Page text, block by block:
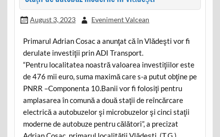
August 3, 2023 Eveniment Valcean
Primarul Adrian Cosac a anunţat că în Vlădeşti vor fi
derulate investiţii prin ADI Transport.
“Pentru localitatea noastră valoarea investiţiilor este
de 476 mii euro, suma maximă care s-a putut obţine pe
PNRR –Componenta 10.Banii vor fi folosiţi pentru
amplasarea în comună a două staţii de reîncărcare
electrică a autobuzelor şi microbuzelor şi cinci staţii
moderne de autobuze pentru călători”, a precizat